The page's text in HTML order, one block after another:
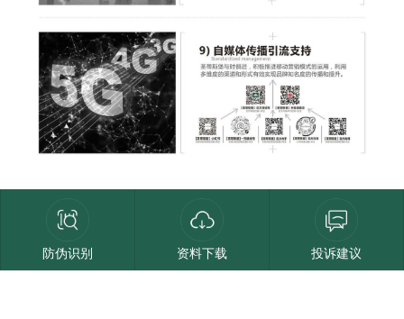
防伪识别 资料下载 投诉建议